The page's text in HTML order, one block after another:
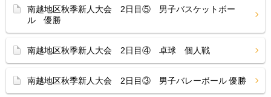
南越地区秋季新人大会 2日目⑤ 男子バスケットボー
ル 優勝
南越地区秋季新人大会 2日目④ 卓球 個人戦
南越地区秋季新人大会 2日目③ 男子バレーボール 優勝